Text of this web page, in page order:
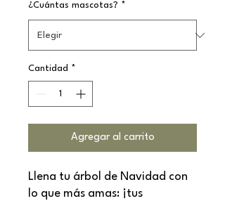
¿Cuántas mascotas? *
Cantidad *
Agregar al carrito
Llena tu árbol de Navidad con
lo que más amas: ¡tus